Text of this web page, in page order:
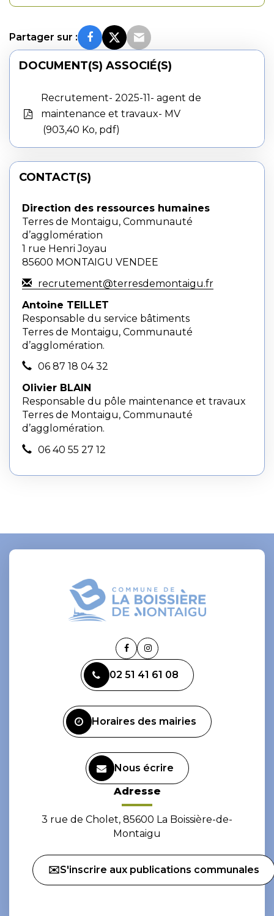
Partager sur :
DOCUMENT(S) ASSOCIÉ(S)
Recrutement- 2025-11- agent de
maintenance et travaux- MV
903,40 Ko, pdf
CONTACT(S)
Direction des ressources humaines
Terres de Montaigu, Communauté
d’agglomération
1 rue Henri Joyau
85600 MONTAIGU VENDEE
recrutement@terresdemontaigu.fr
Antoine TEILLET
Responsable du service bâtiments
Terres de Montaigu, Communauté
d’agglomération.
06 87 18 04 32
Olivier BLAIN
Responsable du pôle maintenance et travaux
Terres de Montaigu, Communauté
d’agglomération.
06 40 55 27 12
Lien
le
compte
Lien
le
compte
02 51 41 61 08
Horaires des mairies
Nous écrire
Adresse
3 rue de Cholet, 85600 La Boissière-de-
Montaigu
✉️S'inscrire aux publications communales